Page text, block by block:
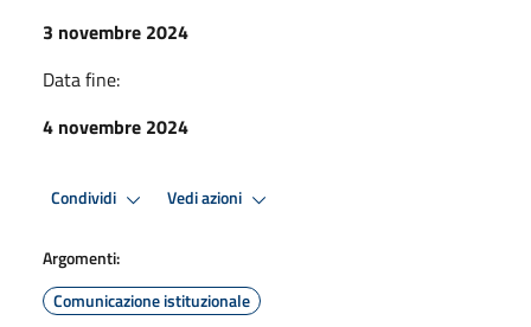
3 novembre 2024
Data fine:
4 novembre 2024
Condividi Vedi azioni
Argomenti:
Comunicazione istituzionale